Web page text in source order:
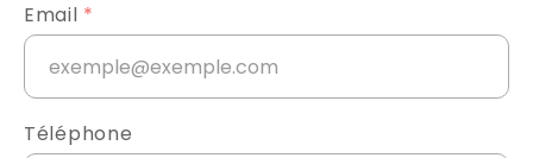
Email *
Téléphone